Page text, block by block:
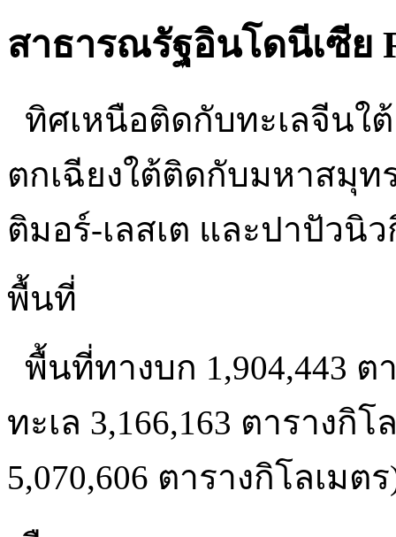
สาธารณรัฐอินโดนีเซีย
ทิศเหนือติดกับทะเลจีน
ตกเฉียงใต้ติดกับมหาสมุ
ติมอร์-เลสเต และปาปัวนิ
พื้นที่
พื้นที่ทางบก 1,904,443
ทะเล 3,166,163 ตารางกิ
5,070,606 ตารางกิโลเมต